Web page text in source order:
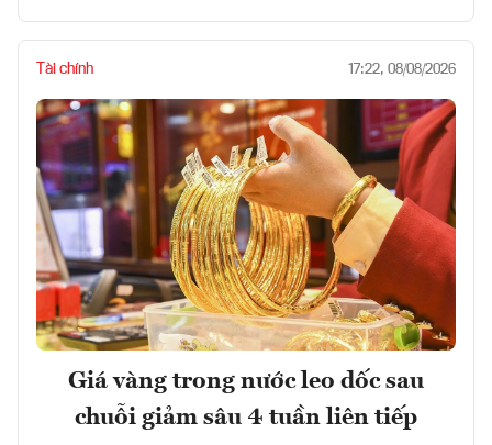
Tài chính 17:22, 08/08/2026
Giá vàng trong nước leo dốc sau
chuỗi giảm sâu 4 tuần liên tiếp